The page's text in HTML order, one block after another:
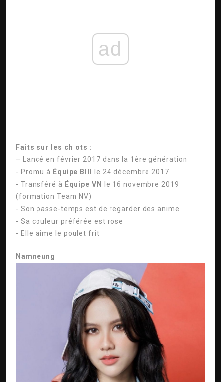
ad
Faits sur les chiots :
– Lancé en février 2017 dans la 1ère génération
- Promu à Équipe BIII
le 24 décembre 2017
- Transféré à Équipe VN
le 16 novembre 2019
(formation Team NV)
- Son passe-temps est de regarder des anime
- Sa couleur préférée est rose
- Elle aime le poulet frit
Namneung